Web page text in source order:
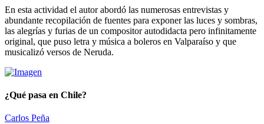
En esta actividad el autor abordó las numerosas entrevistas y
abundante recopilación de fuentes para exponer las luces y sombras,
las alegrías y furias de un compositor autodidacta pero infinitamente
original, que puso letra y música a boleros en Valparaíso y que
musicalizó versos de Neruda.
¿Qué pasa en Chile?
Carlos Peña